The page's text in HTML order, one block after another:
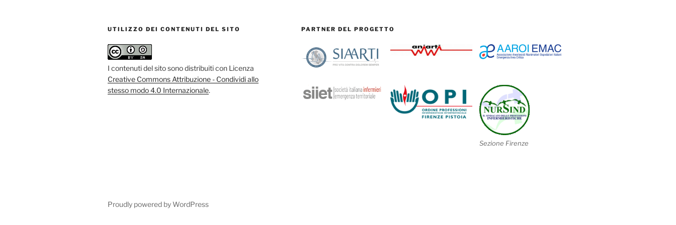
UTILIZZO DEI CONTENUTI DEL SITO
I contenuti del sito sono distribuiti con Licenza
Creative Commons Attribuzione - Condividi allo
stesso modo 4.0 Internazionale.
PARTNER DEL PROGETTO
Sezione Firenze
Proudly powered by WordPress